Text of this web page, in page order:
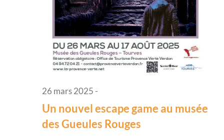
Un nouvel escape game au musée
des Gueules Rouges
26 mars 2025 -